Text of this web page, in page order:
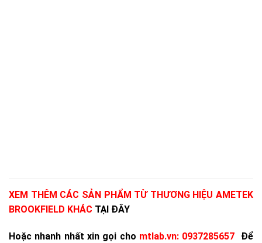
XEM THÊM CÁC SẢN PHẨM TỪ THƯƠNG HIỆU AMETEK
BROOKFIELD KHÁC TẠI ĐÂY
Hoặc nhanh nhất xin gọi cho mtlab.vn: 0937285657
Để